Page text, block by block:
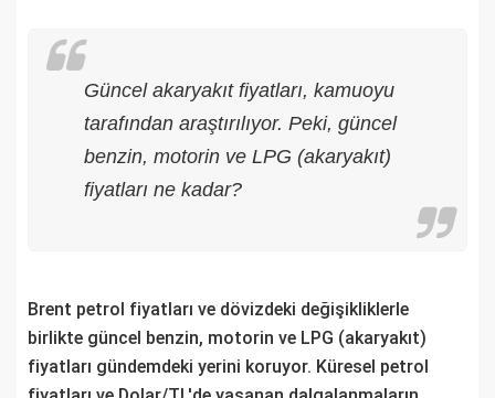
Güncel akaryakıt fiyatları, kamuoyu
tarafından araştırılıyor. Peki, güncel
benzin, motorin ve LPG (akaryakıt)
fiyatları ne kadar?
Brent petrol fiyatları ve dövizdeki değişikliklerle
birlikte güncel benzin, motorin ve LPG (akaryakıt)
fiyatları gündemdeki yerini koruyor. Küresel petrol